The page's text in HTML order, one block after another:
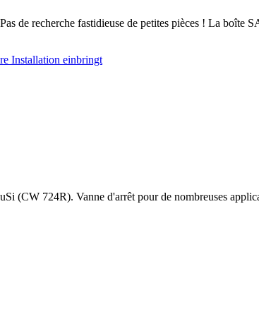
de recherche fastidieuse de petites pièces ! La boîte
(CW 724R). Vanne d'arrêt pour de nombreuses